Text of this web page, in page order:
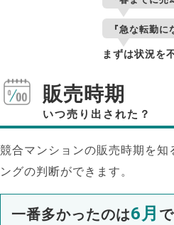
『急な転勤に
まずは状況を
販売時期
いつ売り出された？
競合マンションの販売時期を知
ングの判断ができます。
一番多かったのは6月 で